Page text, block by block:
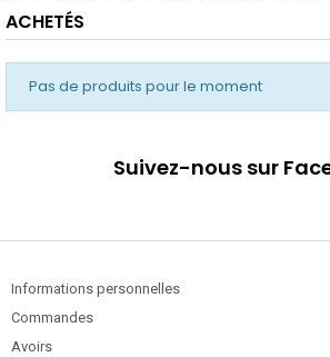
ACHETÉS
Pas de produits pour le moment
Suivez-nous sur
Informations personnelles
Commandes
Avoirs